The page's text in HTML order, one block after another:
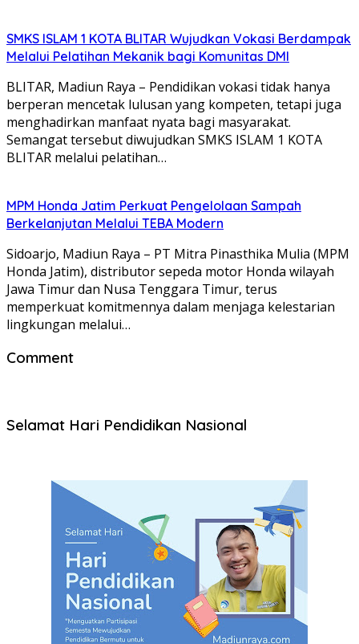
SMKS ISLAM 1 KOTA BLITAR Wujudkan Vokasi Berdampak
Melalui Pelatihan Mekanik bagi Komunitas DMI
BLITAR, Madiun Raya – Pendidikan vokasi tidak hanya
berperan mencetak lulusan yang kompeten, tetapi juga
menghadirkan manfaat nyata bagi masyarakat.
Semangat tersebut diwujudkan SMKS ISLAM 1 KOTA
BLITAR melalui pelatihan…
MPM Honda Jatim Perkuat Pengelolaan Sampah
Berkelanjutan Melalui TEBA Modern
Sidoarjo, Madiun Raya – PT Mitra Pinasthika Mulia (MPM
Honda Jatim), distributor sepeda motor Honda wilayah
Jawa Timur dan Nusa Tenggara Timur, terus
memperkuat komitmennya dalam menjaga kelestarian
lingkungan melalui…
Comment
Selamat Hari Pendidikan Nasional